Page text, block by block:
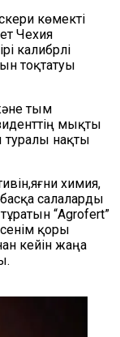
көмекті
Чехия
калибрлі
тоқтатуы
тым
мықты
нақты
химия,
салаларды
“Agrofert”
қоры
кейін жаңа